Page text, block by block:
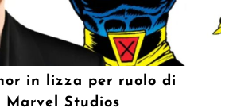
in lizza per ruolo di
Studios